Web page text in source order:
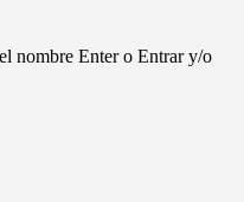
nombre Enter o Entrar y/o